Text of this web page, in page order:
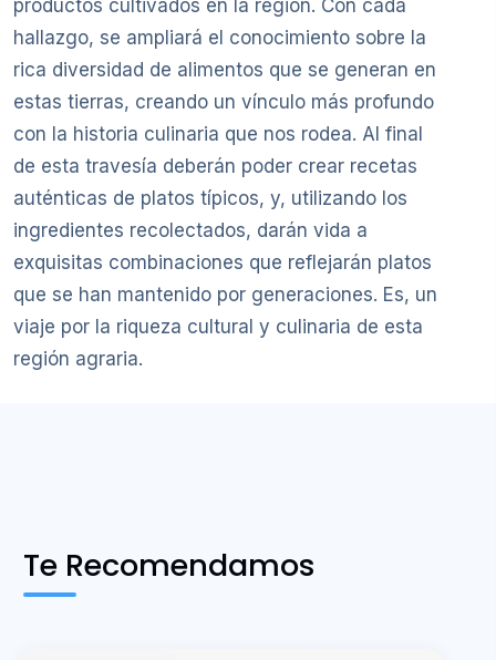
productos cultivados en la región. Con cada
hallazgo, se ampliará el conocimiento sobre la
rica diversidad de alimentos que se generan en
estas tierras, creando un vínculo más profundo
con la historia culinaria que nos rodea. Al final
de esta travesía deberán poder crear recetas
auténticas de platos típicos, y, utilizando los
ingredientes recolectados, darán vida a
exquisitas combinaciones que reflejarán platos
que se han mantenido por generaciones. Es, un
viaje por la riqueza cultural y culinaria de esta
región agraria.
Te Recomendamos